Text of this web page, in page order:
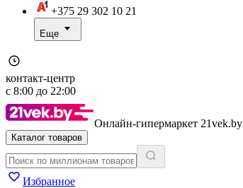
+375 29 302 10 21
Еще
контакт-центр
с 8:00 до 22:00
Онлайн-гипермаркет 21vek.by
Каталог товаров
Избранное